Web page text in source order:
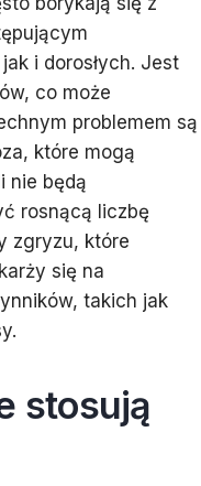
i dorosłych. Jest
co może
problemem są
które mogą
nie będą
rosnącą liczbę
zgryzu, które
się na
takich jak
stosują